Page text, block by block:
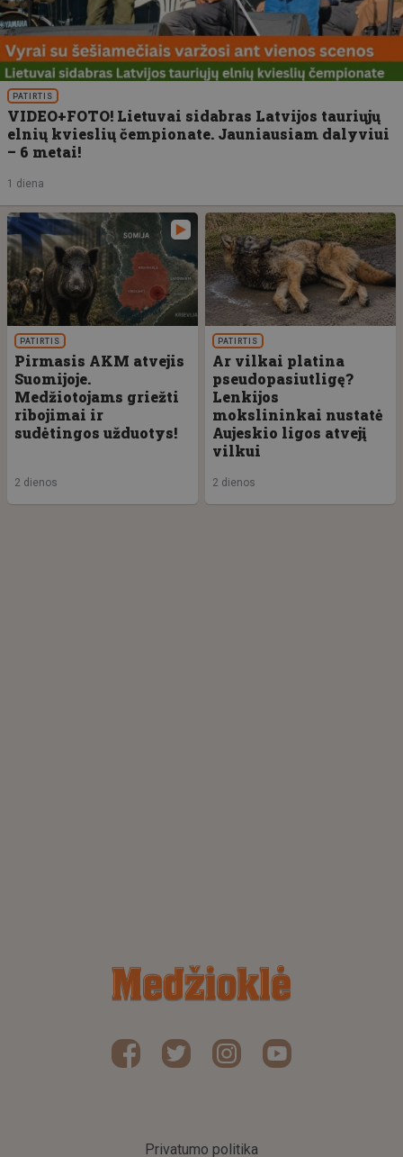
PATIRTIS
VIDEO+FOTO! Lietuvai sidabras Latvijos tauriųjų
elnių kvieslių čempionate. Jauniausiam dalyviui
– 6 metai!
1 diena
PATIRTIS
Pirmasis AKM atvejis
Suomijoje.
Medžiotojams griežti
ribojimai ir
sudėtingos užduotys!
2 dienos
PATIRTIS
Ar vilkai platina
pseudopasiutligę?
Lenkijos
mokslininkai nustatė
Aujeskio ligos atvejį
vilkui
2 dienos
Privatumo politika